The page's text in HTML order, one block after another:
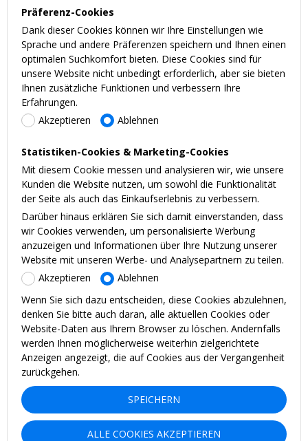
Präferenz-Cookies
Dank dieser Cookies können wir Ihre Einstellungen wie
Sprache und andere Präferenzen speichern und Ihnen einen
optimalen Suchkomfort bieten. Diese Cookies sind für
unsere Website nicht unbedingt erforderlich, aber sie bieten
Ihnen zusätzliche Funktionen und verbessern Ihre
Erfahrungen.
Akzeptieren
Ablehnen
Statistiken-Cookies & Marketing-Cookies
Mit diesem Cookie messen und analysieren wir, wie unsere
Kunden die Website nutzen, um sowohl die Funktionalität
der Seite als auch das Einkaufserlebnis zu verbessern.
Darüber hinaus erklären Sie sich damit einverstanden, dass
wir Cookies verwenden, um personalisierte Werbung
anzuzeigen und Informationen über Ihre Nutzung unserer
Website mit unseren Werbe- und Analysepartnern zu teilen.
Akzeptieren
Ablehnen
Wenn Sie sich dazu entscheiden, diese Cookies abzulehnen,
denken Sie bitte auch daran, alle aktuellen Cookies oder
Website-Daten aus Ihrem Browser zu löschen. Andernfalls
werden Ihnen möglicherweise weiterhin zielgerichtete
Anzeigen angezeigt, die auf Cookies aus der Vergangenheit
zurückgehen.
SPEICHERN
ALLE COOKIES AKZEPTIEREN